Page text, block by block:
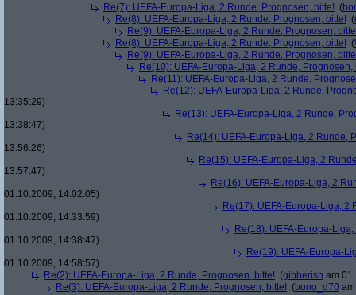
Re(7): UEFA-Europa-Liga, 2 Runde, Prognosen, bitte! (
Re(8): UEFA-Europa-Liga, 2 Runde, Prognosen, bitte! (
Re(9): UEFA-Europa-Liga, 2 Runde, Prognosen,
Re(8): UEFA-Europa-Liga, 2 Runde, Prognosen, bitte! (
Re(9): UEFA-Europa-Liga, 2 Runde, Prognosen,
Re(10): UEFA-Europa-Liga, 2 Runde, Prognosen,
Re(11): UEFA-Europa-Liga, 2 Runde,
Re(12): UEFA-Europa-Liga, 2 Runde,
13:35:29)
Re(13): UEFA-Europa-Liga, 2 Runde,
13:38:47)
Re(14): UEFA-Europa-Liga, 2 Runde,
13:56:26)
Re(15): UEFA-Europa-Liga, 2
13:57:47)
Re(16): UEFA-Europa-Liga, 2
01.10.2009, 14:02:05)
Re(17): UEFA-Europa-Liga, 2
01.10.2009, 14:33:59)
Re(18): UEFA-Europa-
01.10.2009, 14:38:47)
Re(19): UEFA-Europa-
01.10.2009, 14:58:57)
Re(2): UEFA-Europa-Liga, 2 Runde, Prognosen, bitte! (gibberish am
Re(3): UEFA-Europa-Liga, 2 Runde, Prognosen, bitte! (bono_d70